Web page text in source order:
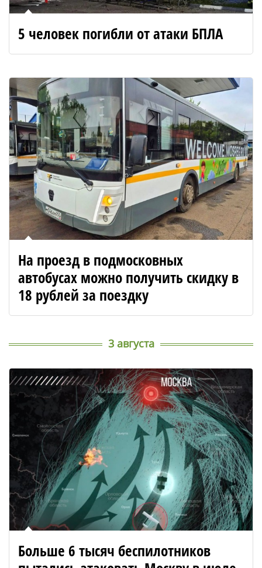
5 человек погибли от атаки БПЛА
На проезд в подмосковных
автобусах можно получить скидку в
18 рублей за поездку
3 августа
Больше 6 тысяч беспилотников